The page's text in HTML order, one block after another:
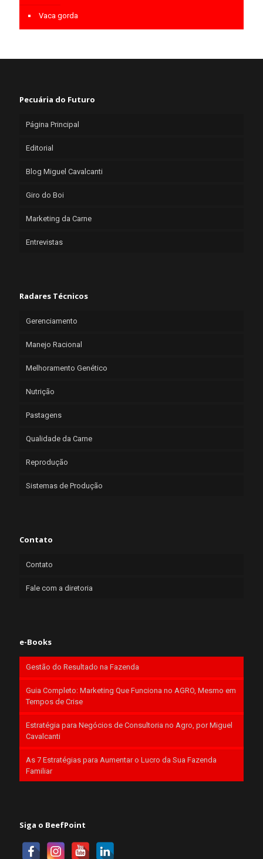
Vaca gorda
Pecuária do Futuro
Página Principal
Editorial
Blog Miguel Cavalcanti
Giro do Boi
Marketing da Carne
Entrevistas
Radares Técnicos
Gerenciamento
Manejo Racional
Melhoramento Genético
Nutrição
Pastagens
Qualidade da Carne
Reprodução
Sistemas de Produção
Contato
Contato
Fale com a diretoria
e-Books
Gestão do Resultado na Fazenda
Guia Completo: Marketing Que Funciona no AGRO, Mesmo em
Tempos de Crise
Estratégia para Negócios de Consultoria no Agro, por Miguel
Cavalcanti
As 7 Estratégias para Aumentar o Lucro da Sua Fazenda
Familiar
Siga o BeefPoint